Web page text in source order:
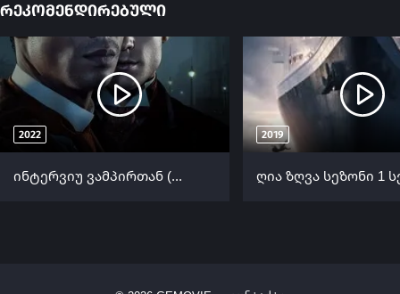
რეკომენდირებული
2022
ინტერვიუ ვამპირთან (ქართულად) / Interview with the Vampire (Interviu Vampirebtan Qartulad) ქართულად 2022
2019